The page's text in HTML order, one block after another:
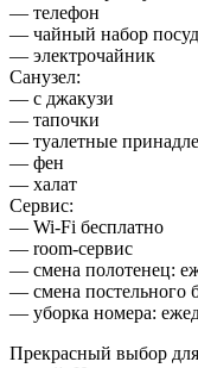
— телефон
— чайный набор
— электрочайник
Санузел:
— с джакузи
— тапочки
— туалетные
— фен
— халат
Сервис:
— Wi-Fi бесплатно
— room-сервис
— смена полотенец:
— смена постельного
— уборка номера:
Прекрасный выбор